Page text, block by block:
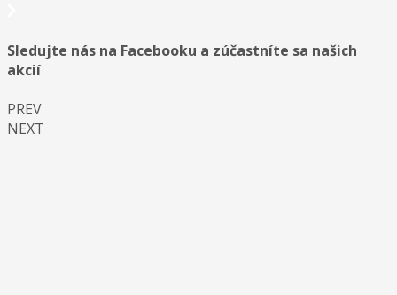
Sledujte nás na Facebooku a zúčastníte sa našich
akcií
PREV
NEXT